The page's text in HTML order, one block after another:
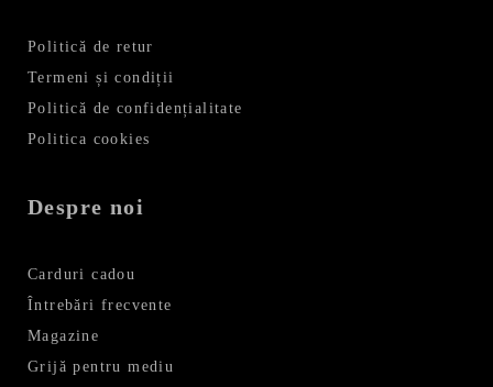
Politică de retur
Termeni și condiții
Politică de confidențialitate
Politica cookies
Despre noi
Carduri cadou
Întrebări frecvente
Magazine
Grijă pentru mediu